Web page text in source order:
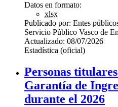
Datos en formato:
xlsx
Publicado por: Entes
Servicio Público Vasco de
Actualizado: 08/07/2026
Estadística (oficial)
Personas
Garantía de
durante el 2026